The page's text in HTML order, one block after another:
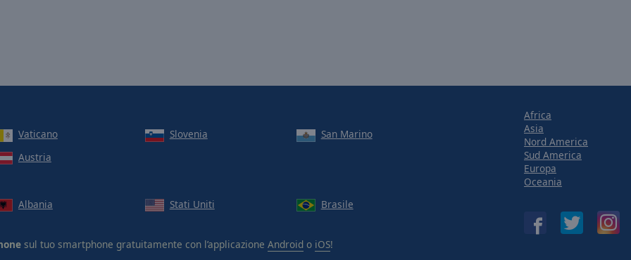
Vaticano Slovenia
San Marino
Austria
Albania Stati Uniti Brasile
sul tuo smartphone gratuitamente con l’applicazione Android o iOS!
Africa
Asia
Nord America
Sud America
Europa
Oceania